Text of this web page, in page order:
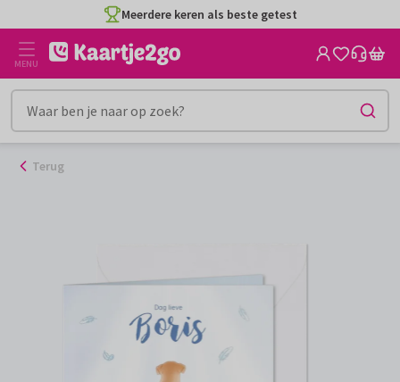
naar
inhoud
Meerdere keren als beste getest
MENU
Terug